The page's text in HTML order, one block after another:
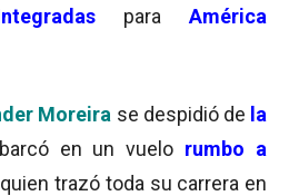
para América
Moreira se despidió de la
en un vuelo rumbo a
trazó toda su carrera en